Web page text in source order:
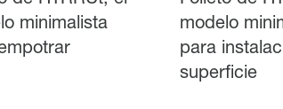
minimalista
modelo
para
superficie